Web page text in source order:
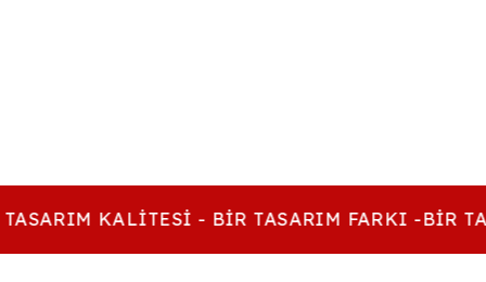
KALITESI - BIR TASARIM FARKI -BIR